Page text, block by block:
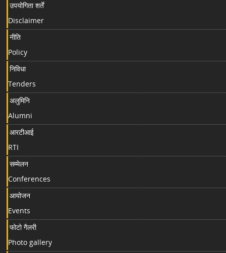
उपयोगिता शर्तें
Disclaimer
नीति
Policy
निविधा
Tenders
अलुमिनि
Alumni
आरटीआई
RTI
सम्मेलन
Conferences
आयोजन
Events
फोटो गैलरी
Photo gallery